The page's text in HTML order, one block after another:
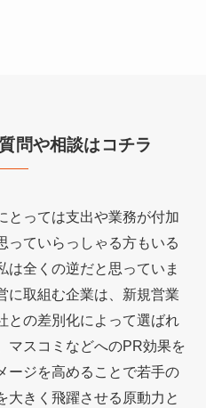
問や相談はコチラ
とっては支出や業務が付加
っていらっしゃる方もいる
は全くの逆だと思っていま
に取組む企業は、新規営業
との差別化によって選ばれ
マスコミなどへのPR効果を
ージを高めることで若手の
大きく飛躍させる原動力と